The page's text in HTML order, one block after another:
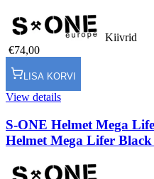
Kiivrid
€74,00
LISA KORVI
View details
S-ONE Helmet Mega
Helmet Mega Lifer